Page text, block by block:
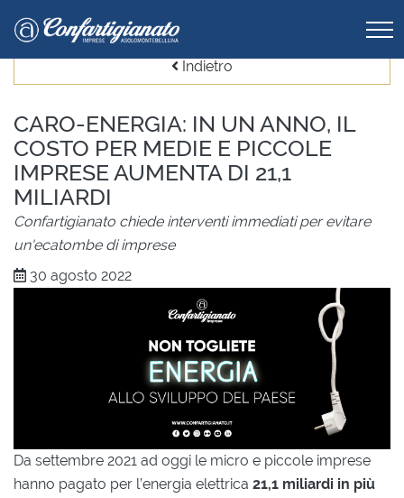
Indietro
CARO-ENERGIA: IN UN ANNO, IL
COSTO PER MEDIE E PICCOLE
IMPRESE AUMENTA DI 21,1
MILIARDI
Confartigianato chiede interventi immediati per evitare
un'ecatombe di imprese
30 agosto 2022
Da settembre 2021 ad oggi le micro e piccole imprese
hanno pagato per l’energia elettrica 21,1 miliardi in più